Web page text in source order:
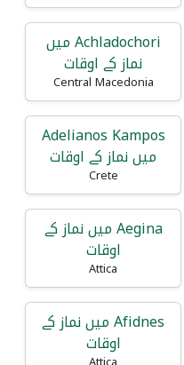
Achladochori میں
نماز کے اوقات
Central Macedonia
Adelianos Kampos
میں نماز کے اوقات
Crete
Aegina میں نماز کے
اوقات
Attica
Afidnes میں نماز کے
اوقات